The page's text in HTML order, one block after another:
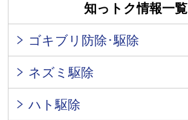
知っトク情報一覧
ゴキブリ防除･駆除
ネズミ駆除
ハト駆除